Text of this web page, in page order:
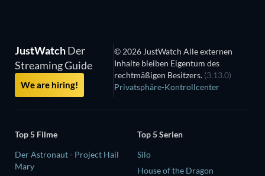
JustWatchDer
Streaming Guide
We are hiring!
© 2026 JustWatch Alle externen
Inhalte bleiben Eigentum des
rechtmäßigen Besitzers. (3.13.0)
Privatsphäre-Kontrollcenter
Top 5 Filme
Der Astronaut - Project Hail
Mary
Top 5 Serien
Silo
House of the Dragon